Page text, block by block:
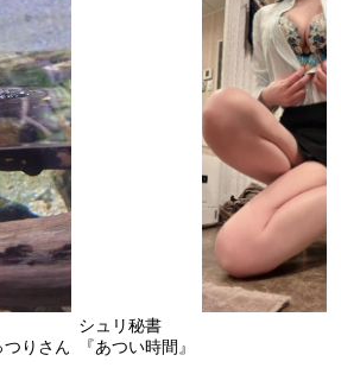
つりさんさん』
シュリ秘書
『あつい時間』